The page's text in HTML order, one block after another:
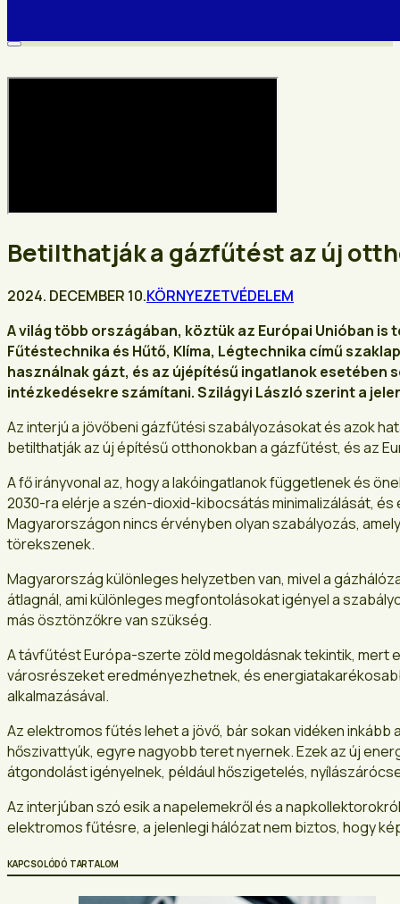
Betilthatják a gázfűtést az új
2024. DECEMBER 10.KÖRNYEZETVÉDELEM
A világ több országában, köztük az Európai Unióban
Fűtéstechnika és Hűtő, Klíma, Légtechnika című
használnak gázt, és az újépítésű ingatlanok esetében
intézkedésekre számítani. Szilágyi László szerint a
Az interjú a jövőbeni gázfűtési szabályozásokat és azok
betilthatják az új építésű otthonokban a gázfűtést, és az
A fő irányvonal az, hogy a lakóingatlanok függetlenek és
2030-ra elérje a szén-dioxid-kibocsátás minimalizálását,
Magyarországon nincs érvényben olyan szabályozás,
törekszenek.
Magyarország különleges helyzetben van, mivel a
átlagnál, ami különleges megfontolásokat igényel a
más ösztönzőkre van szükség.
A távfűtést Európa-szerte zöld megoldásnak tekintik, mert
városrészeket eredményezhetnek, és
alkalmazásával.
Az elektromos fűtés lehet a jövő, bár sokan vidéken
hőszivattyúk, egyre nagyobb teret nyernek. Ezek az új
átgondolást igényelnek, például hőszigetelés,
Az interjúban szó esik a napelemekről és a
elektromos fűtésre, a jelenlegi hálózat nem biztos, hogy
KAPCSOLÓDÓ TARTALOM